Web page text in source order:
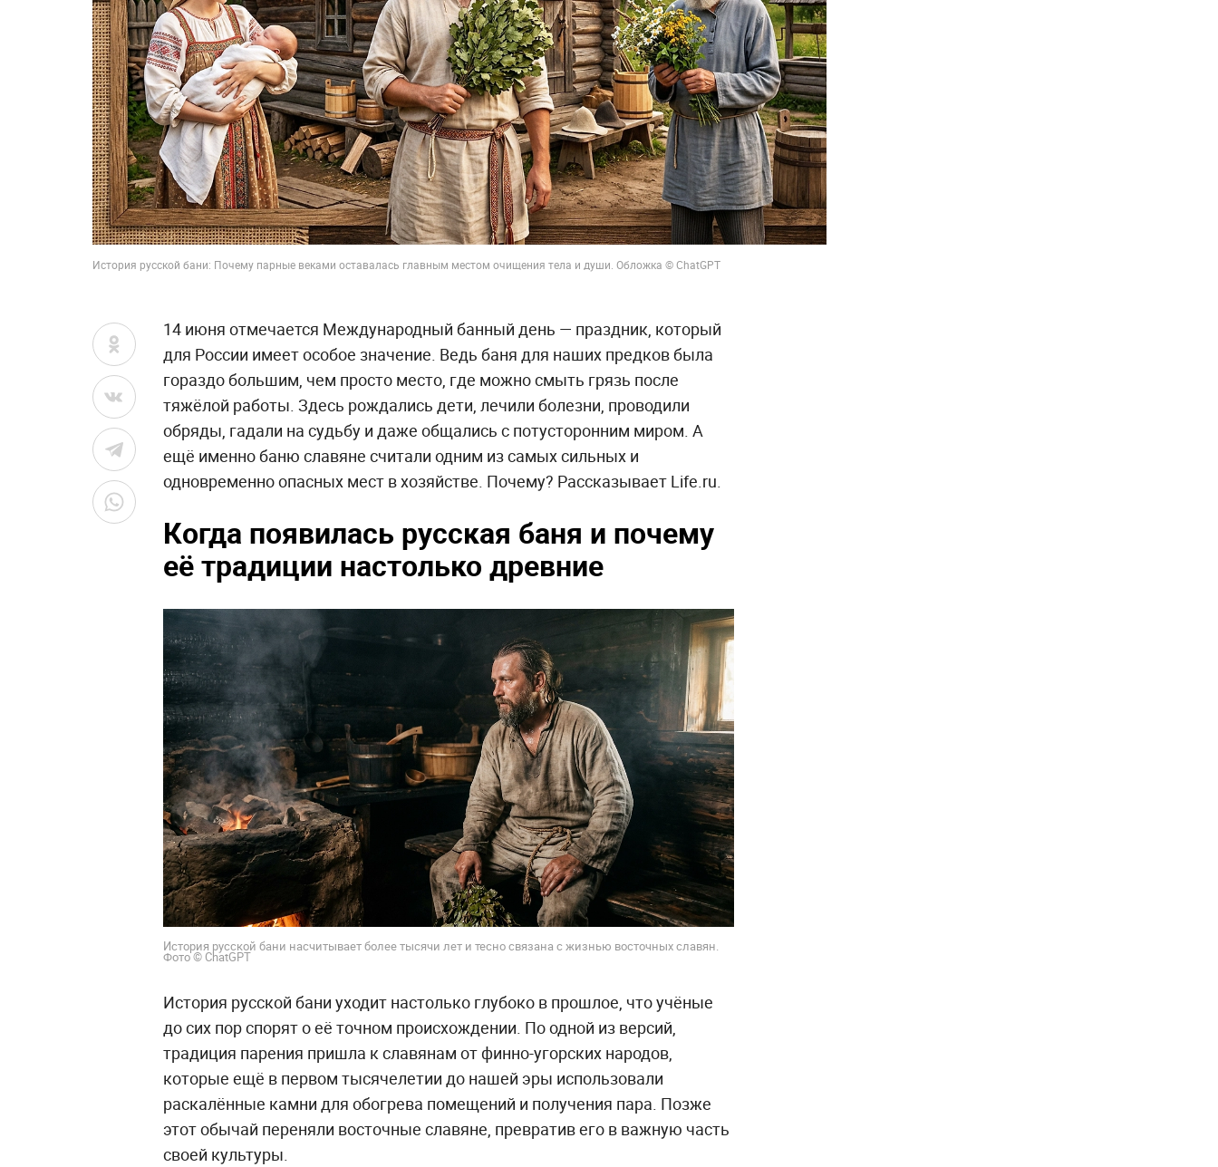
История русской бани: Почему парные веками оставалась главным местом очищения тела и души. Обложка © ChatGPT
14 июня отмечается Международный банный день — праздник, который
для России имеет особое значение. Ведь баня для наших предков была
гораздо большим, чем просто место, где можно смыть грязь после
тяжёлой работы. Здесь рождались дети, лечили болезни, проводили
обряды, гадали на судьбу и даже общались с потусторонним миром. А
ещё именно баню славяне считали одним из самых сильных и
одновременно опасных мест в хозяйстве. Почему? Рассказывает Life.ru.
Когда появилась русская баня и почему
её традиции настолько древние
История русской бани насчитывает более тысячи лет и тесно связана с жизнью восточных славян.
Фото © ChatGPT
История русской бани уходит настолько глубоко в прошлое, что учёные
до сих пор спорят о её точном происхождении. По одной из версий,
традиция парения пришла к славянам от финно-угорских народов,
которые ещё в первом тысячелетии до нашей эры использовали
раскалённые камни для обогрева помещений и получения пара. Позже
этот обычай переняли восточные славяне, превратив его в важную часть
своей культуры.